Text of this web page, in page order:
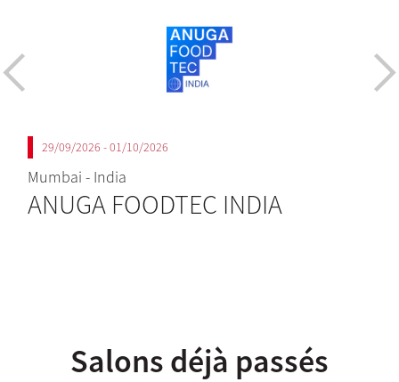
29/09/2026 - 01/10/2026
Mumbai - India
ANUGA FOODTEC INDIA
Salons déjà passés